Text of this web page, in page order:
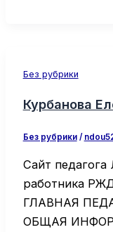
Без рубрики
Курбанова
Без рубрики/
Сайт педагога
работника
ГЛАВНАЯ
ОБЩАЯ